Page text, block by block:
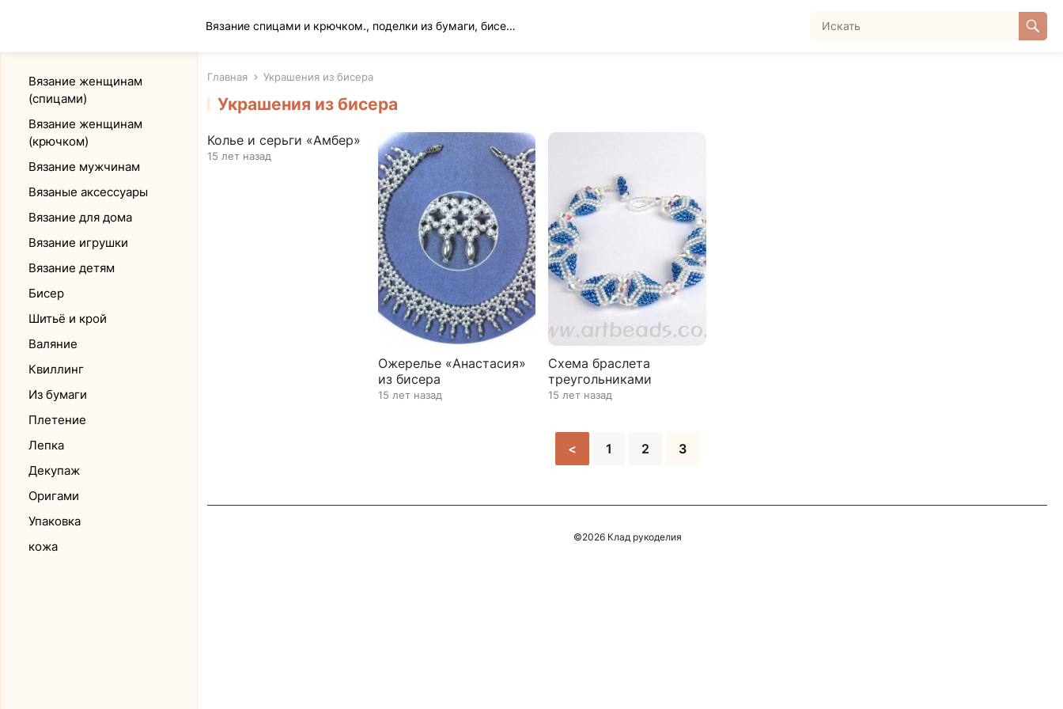
Вязание спицами и крючком., поделки из бумаги, бисера и многое другое
Вязание женщинам
(спицами)
Вязание женщинам
(крючком)
Вязание мужчинам
Вязаные аксессуары
Вязание для дома
Вязание игрушки
Вязание детям
Бисер
Шитьё и крой
Валяние
Квиллинг
Из бумаги
Плетение
Лепка
Декупаж
Оригами
Упаковка
кожа
Главная Украшения из бисера
Украшения из бисера
Колье и серьги «Амбер»
15 лет назад
Ожерелье «Анастасия»
из бисера
15 лет назад
Схема браслета
треугольниками
15 лет назад
< 1 2 3
©2026 Клад рукоделия